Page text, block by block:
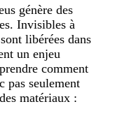
génère des
Invisibles à
libérées dans
un enjeu
comment
pas seulement
matériaux :